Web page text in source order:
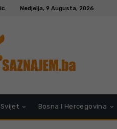
Nedjelja, 9 Augusta, 2026
Svijet Bosna I Hercegovina